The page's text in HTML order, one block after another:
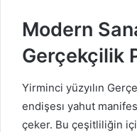
Modern
Gerçekçilik
Yirminci yüzyılın
endişesı yahut
çeker. Bu çeşitliliğin